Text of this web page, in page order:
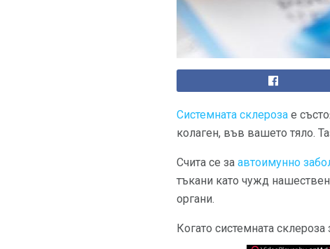
Системната склероза е
колаген, във вашето тяло.
Счита се за автоимунно
тъкани като чужд
органи.
Когато системната